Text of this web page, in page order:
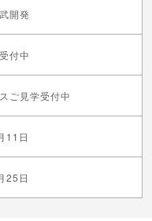
開発
付中
ご見学受付中
11日
25日